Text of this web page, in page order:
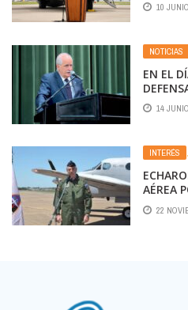
LOS
10
NOTICIAS
EN EL
TENGA
14
INTERÉS ,
AÉREA
DE22